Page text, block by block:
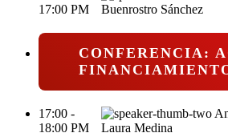
17:00 PM
Buenrostro Sánchez
CONFERENCIA:
17:00 -
18:00 PM
Laura Medina